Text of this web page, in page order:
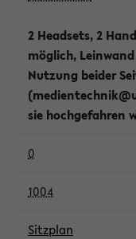
2 Headsets, 2
möglich,
Nutzung beider
sie hochgefahren
0
1004
Sitzplan